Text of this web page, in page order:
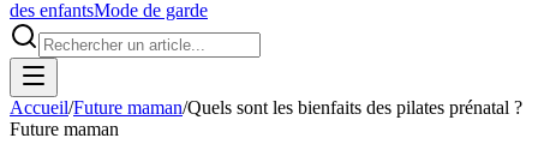
des enfantsMode de garde
Accueil/Future maman/Quels sont les bienfaits des pilates prénatal ?
Future maman